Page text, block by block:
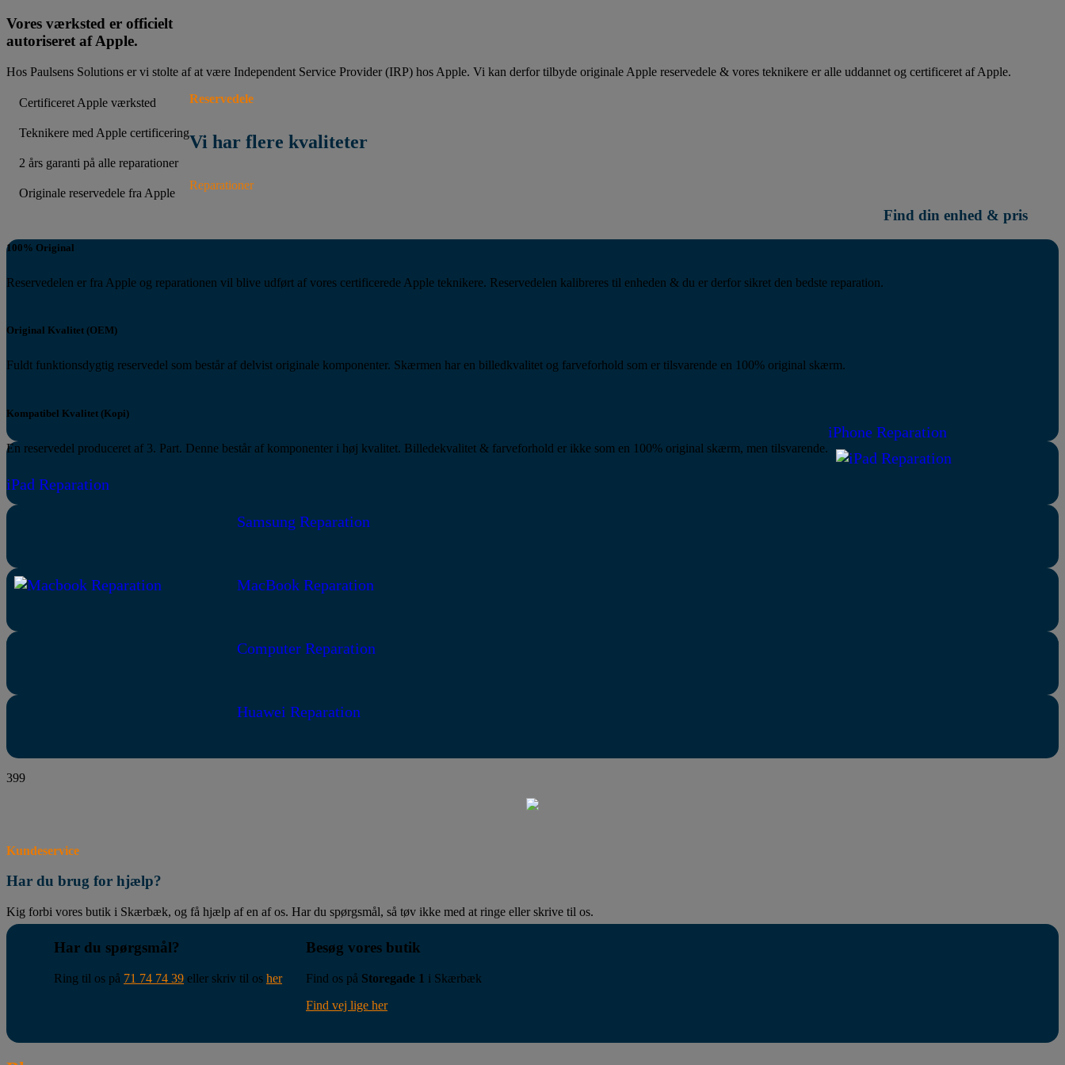
Vores værksted er officielt
autoriseret af Apple.
Hos Paulsens Solutions er vi stolte af at være Independent Service Provider (IRP) hos Apple. Vi kan derfor tilbyde originale Apple reservedele & vores teknikere er alle uddannet og certificeret af Apple.
Certificeret Apple værksted
Teknikere med Apple certificering
2 års garanti på alle reparationer
Originale reservedele fra Apple
Reservedele
Vi har flere kvaliteter
100% Original
Reservedelen er fra Apple og reparationen vil blive udført af vores certificerede Apple teknikere. Reservedelen kalibreres til enheden & du er derfor sikret den bedste reparation.
Original Kvalitet (OEM)
Fuldt funktionsdygtig reservedel som består af delvist originale komponenter. Skærmen har en billedkvalitet og farveforhold som er tilsvarende en 100% original skærm.
Kompatibel Kvalitet (Kopi)
En reservedel produceret af 3. Part. Denne består af komponenter i høj kvalitet. Billedekvalitet & farveforhold er ikke som en 100% original skærm, men tilsvarende.
Reparationer
Find din enhed & pris
iPhone Reparation
iPad Reparation
Samsung Reparation
MacBook Reparation
Computer Reparation
Huawei Reparation
399
Kundeservice
Har du brug for hjælp?
Kig forbi vores butik i Skærbæk, og få hjælp af en af os. Har du spørgsmål, så tøv ikke med at ringe eller skrive til os.
Har du spørgsmål?
Ring til os på 71 74 74 39 eller skriv til os her
Besøg vores butik
Find os på Storegade 1 i Skærbæk
Find vej lige her